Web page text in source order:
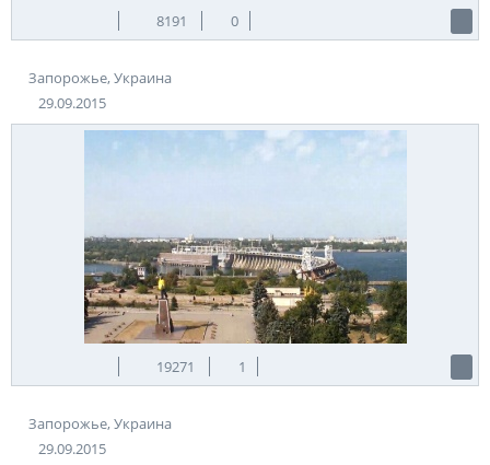
8191 0
Запорожье, Украина
29.09.2015
19271 1
Запорожье, Украина
29.09.2015